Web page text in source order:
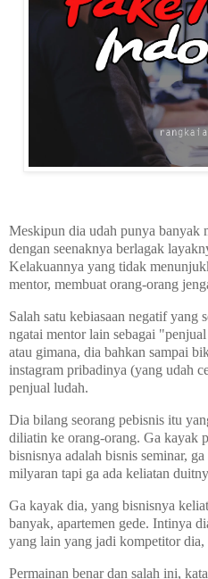
Meskipun dia udah punya banyak
dengan seenaknya berlagak
Kelakuannya yang tidak
mentor, membuat orang-orang
Salah satu kebiasaan negatif yang
ngatai mentor lain sebagai
atau gimana, dia bahkan sampai
instagram pribadinya (yang udah
penjual ludah.
Dia bilang seorang pebisnis itu
diliatin ke orang-orang. Ga kayak
bisnisnya adalah bisnis seminar,
milyaran tapi ga ada keliatan
Ga kayak dia, yang bisnisnya
banyak, apartemen gede. Intinya
yang lain yang jadi kompetitor dia,
Permainan benar dan salah ini,